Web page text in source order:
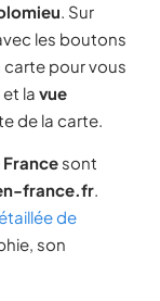
. Sur
les boutons
carte pour vous
et la vue
de la carte.
sont
france.fr.
de
son